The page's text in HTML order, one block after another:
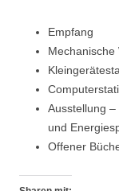
Empfang
Mechanische
Ausstellung
und
Offener